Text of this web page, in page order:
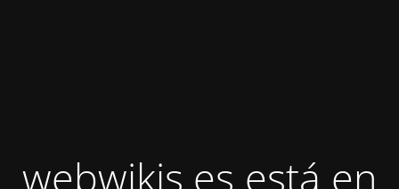
webwikis.es está en